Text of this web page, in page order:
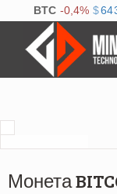
Монета